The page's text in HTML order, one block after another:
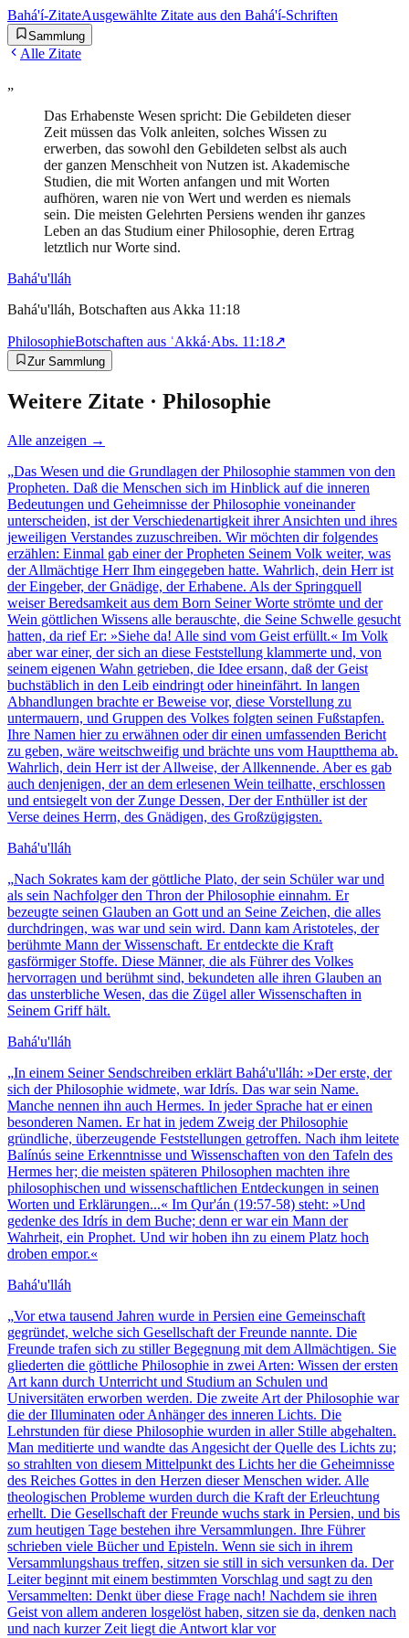
Bahá'í-ZitateAusgewählte Zitate aus den Bahá'í-Schriften
Sammlung
Alle Zitate
„
Das Erhabenste Wesen spricht: Die Gebildeten dieser
Zeit müssen das Volk anleiten, solches Wissen zu
erwerben, das sowohl den Gebildeten selbst als auch
der ganzen Menschheit von Nutzen ist. Akademische
Studien, die mit Worten anfangen und mit Worten
aufhören, waren nie von Wert und werden es niemals
sein. Die meisten Gelehrten Persiens wenden ihr ganzes
Leben an das Studium einer Philosophie, deren Ertrag
letztlich nur Worte sind.
Bahá'u'lláh
Bahá'u'lláh, Botschaften aus Akka 11:18
PhilosophieBotschaften aus ʿAkká·Abs. 11:18↗
Zur Sammlung
Weitere Zitate · Philosophie
Alle anzeigen →
„Das Wesen und die Grundlagen der Philosophie stammen von den
Propheten. Daß die Menschen sich im Hinblick auf die inneren
Bedeutungen und Geheimnisse der Philosophie voneinander
unterscheiden, ist der Verschiedenartigkeit ihrer Ansichten und ihres
jeweiligen Verstandes zuzuschreiben. Wir möchten dir folgendes
erzählen: Einmal gab einer der Propheten Seinem Volk weiter, was
der Allmächtige Herr Ihm eingegeben hatte. Wahrlich, dein Herr ist
der Eingeber, der Gnädige, der Erhabene. Als der Springquell
weiser Beredsamkeit aus dem Born Seiner Worte strömte und der
Wein göttlichen Wissens alle berauschte, die Seine Schwelle gesucht
hatten, da rief Er: »Siehe da! Alle sind vom Geist erfüllt.« Im Volk
aber war einer, der sich an diese Feststellung klammerte und, von
seinem eigenen Wahn getrieben, die Idee ersann, daß der Geist
buchstäblich in den Leib eindringt oder hineinfährt. In langen
Abhandlungen brachte er Beweise vor, diese Vorstellung zu
untermauern, und Gruppen des Volkes folgten seinen Fußstapfen.
Ihre Namen hier zu erwähnen oder dir einen umfassenden Bericht
zu geben, wäre weitschweifig und brächte uns vom Hauptthema ab.
Wahrlich, dein Herr ist der Allweise, der Allkennende. Aber es gab
auch denjenigen, der an dem erlesenen Wein teilhatte, erschlossen
und entsiegelt von der Zunge Dessen, Der der Enthüller ist der
Verse deines Herrn, des Gnädigen, des Großzügigsten.
Bahá'u'lláh
„Nach Sokrates kam der göttliche Plato, der sein Schüler war und
als sein Nachfolger den Thron der Philosophie einnahm. Er
bezeugte seinen Glauben an Gott und an Seine Zeichen, die alles
durchdringen, was war und sein wird. Dann kam Aristoteles, der
berühmte Mann der Wissenschaft. Er entdeckte die Kraft
gasförmiger Stoffe. Diese Männer, die als Führer des Volkes
hervorragen und berühmt sind, bekundeten alle ihren Glauben an
das unsterbliche Wesen, das die Zügel aller Wissenschaften in
Seinem Griff hält.
Bahá'u'lláh
„In einem Seiner Sendschreiben erklärt Bahá'u'lláh: »Der erste, der
sich der Philosophie widmete, war Idrís. Das war sein Name.
Manche nennen ihn auch Hermes. In jeder Sprache hat er einen
besonderen Namen. Er hat in jedem Zweig der Philosophie
gründliche, überzeugende Feststellungen getroffen. Nach ihm leitete
Balínús seine Erkenntnisse und Wissenschaften von den Tafeln des
Hermes her; die meisten späteren Philosophen machten ihre
philosophischen und wissenschaftlichen Entdeckungen in seinen
Worten und Erklärungen...« Im Qur'án (19:57-58) steht: »Und
gedenke des Idrís in dem Buche; denn er war ein Mann der
Wahrheit, ein Prophet. Und wir hoben ihn zu einem Platz hoch
droben empor.«
Bahá'u'lláh
„Vor etwa tausend Jahren wurde in Persien eine Gemeinschaft
gegründet, welche sich Gesellschaft der Freunde nannte. Die
Freunde trafen sich zu stiller Begegnung mit dem Allmächtigen. Sie
gliederten die göttliche Philosophie in zwei Arten: Wissen der ersten
Art kann durch Unterricht und Studium an Schulen und
Universitäten erworben werden. Die zweite Art der Philosophie war
die der Illuminaten oder Anhänger des inneren Lichts. Die
Lehrstunden für diese Philosophie wurden in aller Stille abgehalten.
Man meditierte und wandte das Angesicht der Quelle des Lichts zu;
so strahlten von diesem Mittelpunkt des Lichts her die Geheimnisse
des Reiches Gottes in den Herzen dieser Menschen wider. Alle
theologischen Probleme wurden durch die Kraft der Erleuchtung
erhellt. Die Gesellschaft der Freunde wuchs stark in Persien, und bis
zum heutigen Tage bestehen ihre Versammlungen. Ihre Führer
schrieben viele Bücher und Episteln. Wenn sie sich in ihrem
Versammlungshaus treffen, sitzen sie still in sich versunken da. Der
Leiter beginnt mit einem bestimmten Vorschlag und sagt zu den
Versammelten: Denkt über diese Frage nach! Nachdem sie ihren
Geist von allem anderen losgelöst haben, sitzen sie da, denken nach
und nach kurzer Zeit liegt die Antwort klar vor